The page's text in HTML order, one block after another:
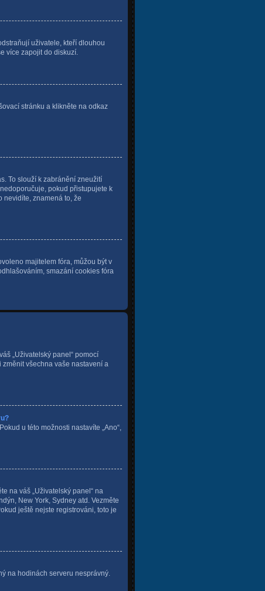
uživatele, kteří dlouhou
více zapojit do diskuzí.
stránku a klikněte na odkaz
To slouží k zabránění zneužití
nedoporučuje, pokud přistupujete k
nevidíte, znamená to, že
majitelem fóra, můžou být v
smazání cookies fóra
„Uživatelský panel“ pomocí
všechna vaše nastavení a
u této možnosti nastavíte „Ano“,
na váš „Uživatelský panel“ na
New York, Sydney atd. Vezměte
ještě nejste registrováni, toto je
na hodinách serveru nesprávný.